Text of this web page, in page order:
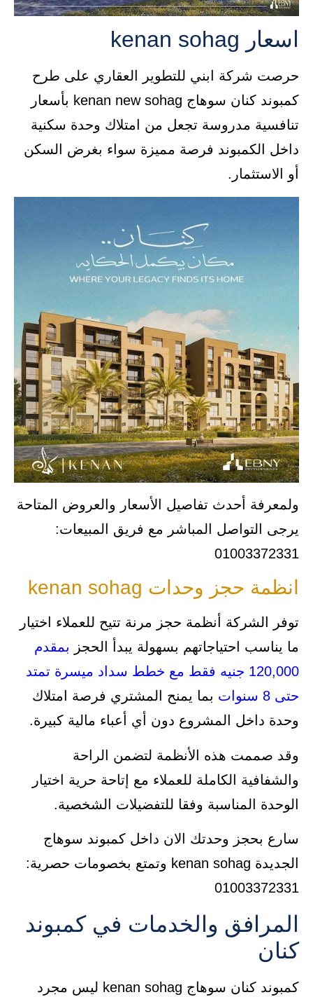
اسعار kenan sohag
حرصت شركة ابني للتطوير العقاري على طرح
كمبوند كنان سوهاج kenan new sohag بأسعار
تنافسية مدروسة تجعل من امتلاك وحدة سكنية
داخل الكمبوند فرصة مميزة سواء بغرض السكن
أو الاستثمار.
ولمعرفة أحدث تفاصيل الأسعار والعروض المتاحة
يرجى التواصل المباشر مع فريق المبيعات:
01003372331
انظمة حجز وحدات kenan sohag
توفر الشركة أنظمة حجز مرنة تتيح للعملاء اختيار
ما يناسب احتياجاتهم بسهولة يبدأ الحجز بمقدم
120,000 جنيه فقط مع خطط سداد ميسرة تمتد
حتى 8 سنوات
بما يمنح المشتري فرصة امتلاك
وحدة داخل المشروع دون أي أعباء مالية كبيرة.
وقد صممت هذه الأنظمة لتضمن الراحة
والشفافية الكاملة للعملاء مع إتاحة حرية اختيار
الوحدة المناسبة وفقا للتفضيلات الشخصية.
سارع بحجز وحدتك الان داخل كمبوند سوهاج
الجديدة kenan sohag وتمتع بخصومات حصرية:
01003372331
المرافق والخدمات في كمبوند
كنان
كمبوند كنان سوهاج kenan sohag ليس مجرد